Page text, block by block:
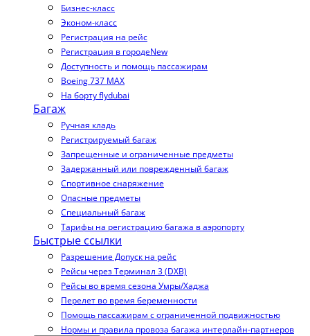
Бизнес-класс
Эконом-класс
Регистрация на рейс
Регистрация в городеNew
Доступность и помощь пассажирам
Boeing 737 MAX
На борту flydubai
Багаж
Ручная кладь
Регистрируемый багаж
Запрещенные и ограниченные предметы
Задержанный или поврежденный багаж
Спортивное снаряжение
Опасные предметы
Специальный багаж
Тарифы на регистрацию багажа в аэропорту
Быстрые ссылки
Разрешение Допуск на рейс
Рейсы через Терминал 3 (DXB)
Рейсы во время сезона Умры/Хаджа
Перелет во время беременности
Помощь пассажирам с ограниченной подвижностью
Нормы и правила провоза багажа интерлайн-партнеров